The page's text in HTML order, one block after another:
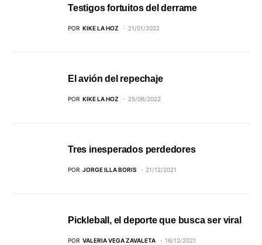
Testigos fortuitos del derrame
POR KIKE LA HOZ 21/01/2022
El avión del repechaje
POR KIKE LA HOZ 25/06/2022
Tres inesperados perdedores
POR JORGE ILLA BORIS 21/12/2021
Pickleball, el deporte que busca ser viral
POR VALERIA VEGA ZAVALETA 16/12/2021